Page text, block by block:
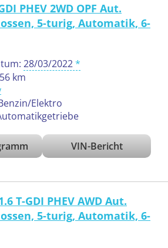
PHEV 2WD OPF Aut.
5-turig, Automatik, 6-
28/03/2022
km
Elektro
VIN-Bericht
T-GDI PHEV AWD Aut.
5-turig, Automatik, 6-